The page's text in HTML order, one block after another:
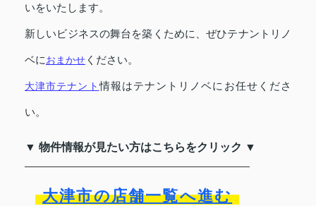
いをいたします。
新しいビジネスの舞台を築くために、ぜひテナントリノ
ベにおまかせ ください。
大津市テナント情報はテナントリノベにお任せくださ
い。
▼ 物件情報が見たい方はこちらをクリック ▼
大津市の店舗一覧へ進む